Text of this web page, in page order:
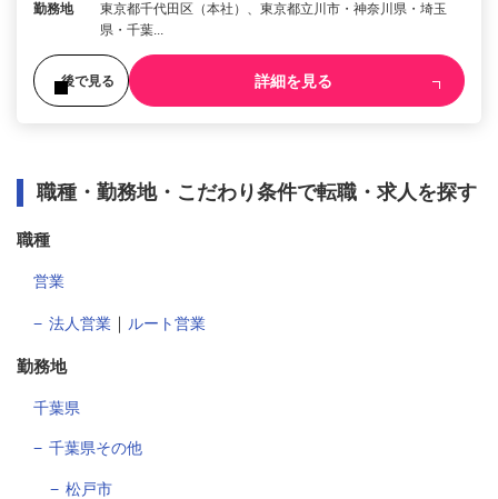
勤務地
東京都千代田区（本社）、東京都立川市・神奈川県・埼玉
県・千葉...
後で見る 詳細を見る
職種・勤務地・こだわり条件で転職・求人を探す
職種
営業
法人営業 ｜ ルート営業
勤務地
千葉県
千葉県その他
松戸市